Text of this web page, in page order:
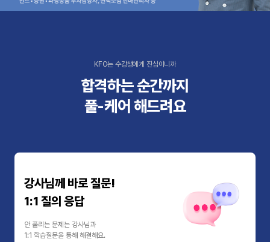
KFO는 수강생에게 진심이니까
합격하는 순간까지
풀-케어 해드려요
강사님께 바로 질문!
1:1 질의 응답
안 풀리는 문제는 강사님과
1:1 학습질문을 통해 해결해요.